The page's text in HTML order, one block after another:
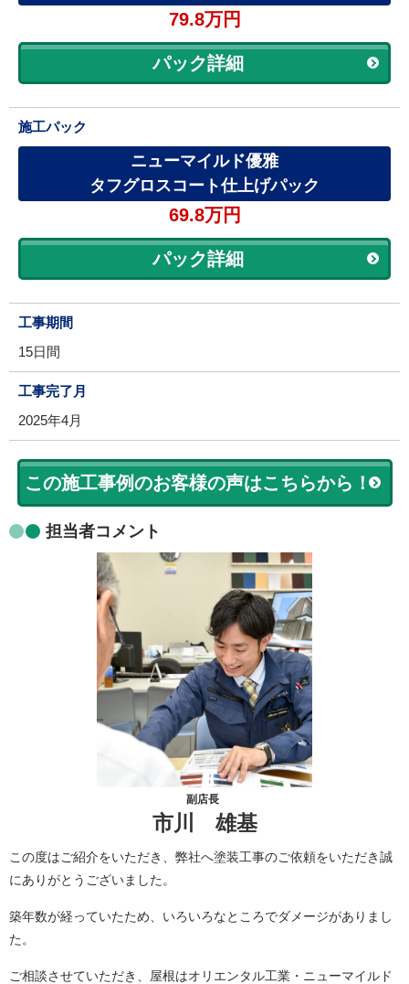
79.8万円
パック詳細
施工パック
ニューマイルド優雅
タフグロスコート仕上げパック
69.8万円
パック詳細
工事期間
15日間
工事完了月
2025年4月
この施工事例のお客様の声はこちらから！
担当者コメント
副店長
市川 雄基
この度はご紹介をいただき、弊社へ塗装工事のご依頼をいただき誠
にありがとうございました。
築年数が経っていたため、いろいろなところでダメージがありまし
た。
ご相談させていただき、屋根はオリエンタル工業・ニューマイルド